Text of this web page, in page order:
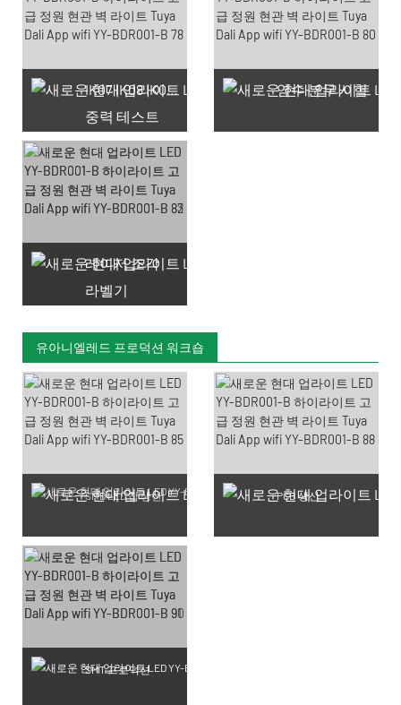
IK07 IK08 IK09 IK10
중력 테스트
염수 분무 시험
레이저 조각
라벨기
유아니엘레드 프로덕션 워크숍
SMD LED 칩 생산 PCB 생산
SMT 프로덕션